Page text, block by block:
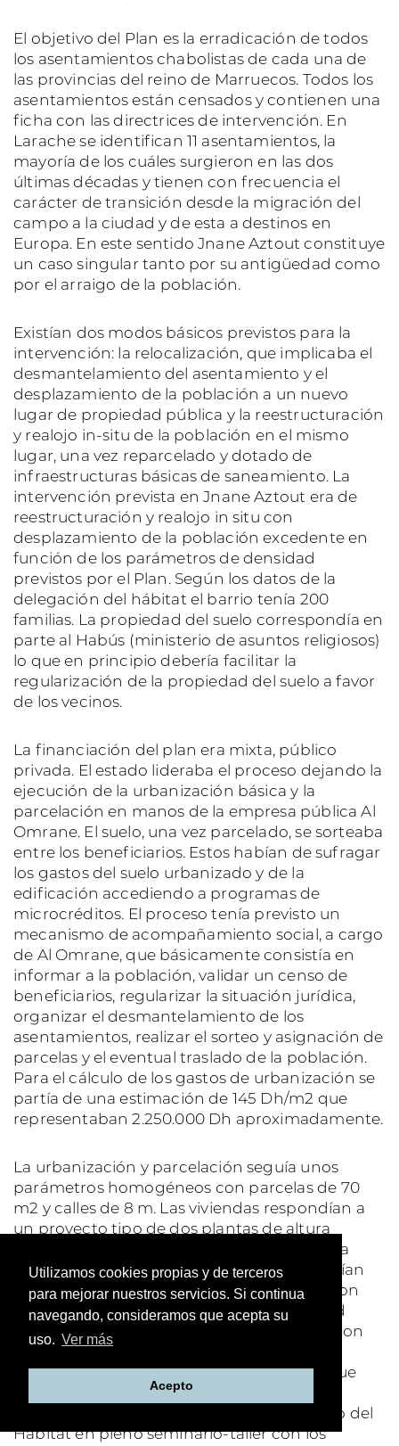
Utilizamos cookies propias y de terceros
para mejorar nuestros servicios. Si continua
navegando, consideramos que acepta su
uso. Ver más
Acepto
El objetivo del Plan es la erradicación de todos
los asentamientos chabolistas de cada una de
las provincias del reino de Marruecos. Todos los
asentamientos están censados y contienen una
ficha con las directrices de intervención. En
Larache se identifican 11 asentamientos, la
mayoría de los cuáles surgieron en las dos
últimas décadas y tienen con frecuencia el
carácter de transición desde la migración del
campo a la ciudad y de esta a destinos en
Europa. En este sentido Jnane Aztout constituye
un caso singular tanto por su antigüedad como
por el arraigo de la población.
Existían dos modos básicos previstos para la
intervención: la relocalización, que implicaba el
desmantelamiento del asentamiento y el
desplazamiento de la población a un nuevo
lugar de propiedad pública y la reestructuración
y realojo in-situ de la población en el mismo
lugar, una vez reparcelado y dotado de
infraestructuras básicas de saneamiento. La
intervención prevista en Jnane Aztout era de
reestructuración y realojo in situ con
desplazamiento de la población excedente en
función de los parámetros de densidad
previstos por el Plan. Según los datos de la
delegación del hábitat el barrio tenía 200
familias. La propiedad del suelo correspondía en
parte al Habús (ministerio de asuntos religiosos)
lo que en principio debería facilitar la
regularización de la propiedad del suelo a favor
de los vecinos.
La financiación del plan era mixta, público
privada. El estado lideraba el proceso dejando la
ejecución de la urbanización básica y la
parcelación en manos de la empresa pública Al
Omrane. El suelo, una vez parcelado, se sorteaba
entre los beneficiarios. Estos habían de sufragar
los gastos del suelo urbanizado y de la
edificación accediendo a programas de
microcréditos. El proceso tenía previsto un
mecanismo de acompañamiento social, a cargo
de Al Omrane, que básicamente consistía en
informar a la población, validar un censo de
beneficiarios, regularizar la situación jurídica,
organizar el desmantelamiento de los
asentamientos, realizar el sorteo y asignación de
parcelas y el eventual traslado de la población.
Para el cálculo de los gastos de urbanización se
partía de una estimación de 145 Dh/m2 que
representaban 2.250.000 Dh aproximadamente.
La urbanización y parcelación seguía unos
parámetros homogéneos con parcelas de 70
m2 y calles de 8 m. Las viviendas respondían a
un proyecto tipo de dos plantas de altura
dejando un espacio para cochera en planta
baja. Aplicando estos parámetros se obtenían
densidades de entre 60-70 viviendas/Ha. Con
estos datos el barrio tendría una capacidad
máxima de 145 viviendas. Según los datos con
los que partía el ministerio el barrio estaba
compuesto de doscientas familias por lo que
sería preciso desplazar a 55 familias. Esta
información sería facilitada por el delegado del
Hábitat en pleno seminario-taller con los